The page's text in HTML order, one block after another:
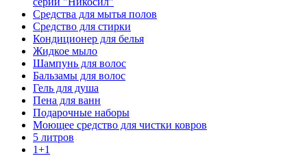
Средства для мытья полов
Средство для стирки
Кондиционер для белья
Жидкое мыло
Шампунь для волос
Бальзамы для волос
Гель для душа
Пена для ванн
Подарочные наборы
Моющее средство для чистки ковров
5 литров
1+1